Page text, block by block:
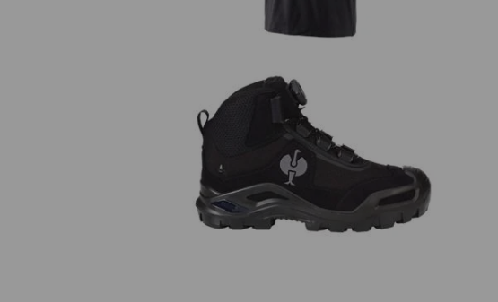
S3 scarpe antinfortunistiche e.s.
Kastra II mid